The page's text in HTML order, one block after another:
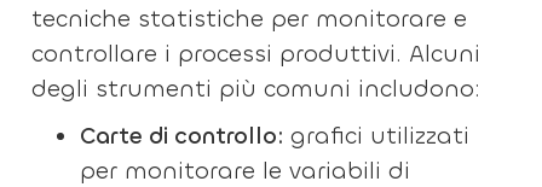
tecniche statistiche per monitorare e
controllare i processi produttivi. Alcuni
degli strumenti più comuni includono:
Carte di controllo: grafici utilizzati
per monitorare le variabili di